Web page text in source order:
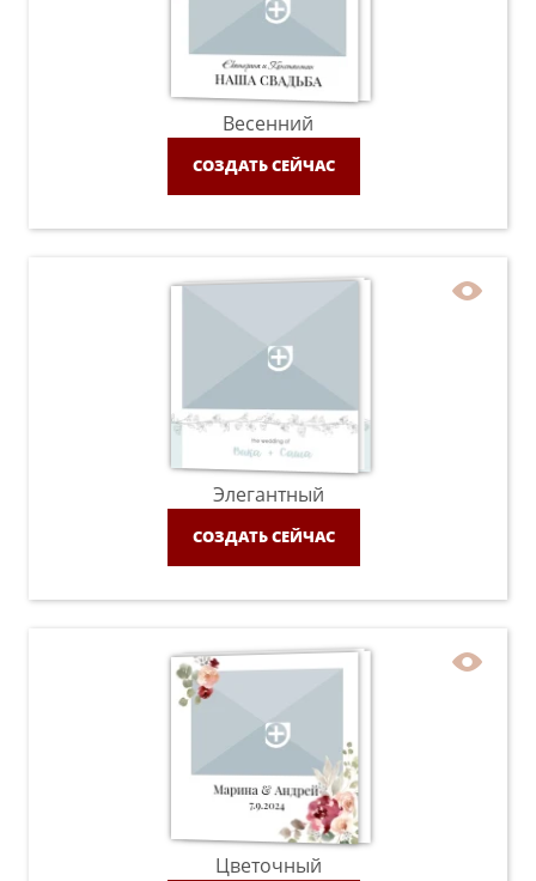
Весенний
СОЗДАТЬ СЕЙЧАС
Элегантный
СОЗДАТЬ СЕЙЧАС
Цветочный